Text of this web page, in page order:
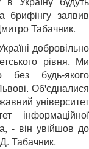
брифінгу заявив
Табачник.
добровільно
рівня. Ми
без будь-якого
Об'єдналися
університет
інформаційної
- він увійшов до
Табачник.